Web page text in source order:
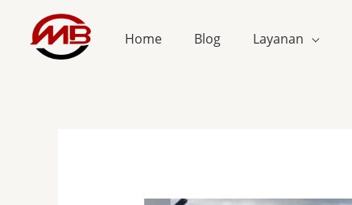
content
Home Blog Layanan